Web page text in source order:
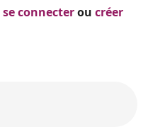
se connecterou créer